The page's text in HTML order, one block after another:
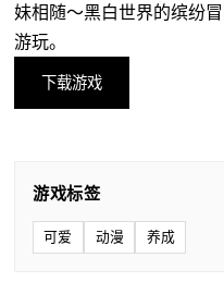
妹相随～黑白世界的缤纷
游玩。
下载游戏
游戏标签
可爱 动漫 养成